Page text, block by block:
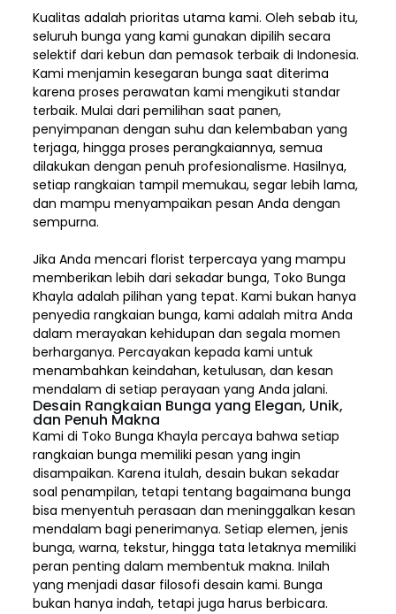
Kualitas adalah prioritas utama kami. Oleh sebab itu,
seluruh bunga yang kami gunakan dipilih secara
selektif dari kebun dan pemasok terbaik di Indonesia.
Kami menjamin kesegaran bunga saat diterima
karena proses perawatan kami mengikuti standar
terbaik. Mulai dari pemilihan saat panen,
penyimpanan dengan suhu dan kelembaban yang
terjaga, hingga proses perangkaiannya, semua
dilakukan dengan penuh profesionalisme. Hasilnya,
setiap rangkaian tampil memukau, segar lebih lama,
dan mampu menyampaikan pesan Anda dengan
sempurna.
Jika Anda mencari florist terpercaya yang mampu
memberikan lebih dari sekadar bunga, Toko Bunga
Khayla adalah pilihan yang tepat. Kami bukan hanya
penyedia rangkaian bunga, kami adalah mitra Anda
dalam merayakan kehidupan dan segala momen
berharganya. Percayakan kepada kami untuk
menambahkan keindahan, ketulusan, dan kesan
mendalam di setiap perayaan yang Anda jalani.
Desain Rangkaian Bunga yang Elegan, Unik,
dan Penuh Makna
Kami di Toko Bunga Khayla percaya bahwa setiap
rangkaian bunga memiliki pesan yang ingin
disampaikan. Karena itulah, desain bukan sekadar
soal penampilan, tetapi tentang bagaimana bunga
bisa menyentuh perasaan dan meninggalkan kesan
mendalam bagi penerimanya. Setiap elemen, jenis
bunga, warna, tekstur, hingga tata letaknya memiliki
peran penting dalam membentuk makna. Inilah
yang menjadi dasar filosofi desain kami. Bunga
bukan hanya indah, tetapi juga harus berbicara.